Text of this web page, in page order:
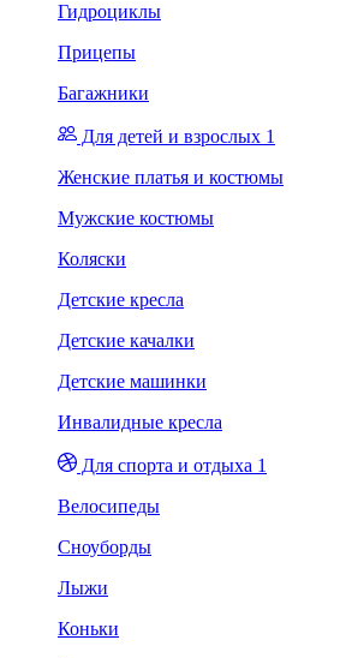
Гидроциклы
Прицепы
Багажники
Для детей и взрослых 1
Женские платья и костюмы
Мужские костюмы
Коляски
Детские кресла
Детские качалки
Детские машинки
Инвалидные кресла
Для спорта и отдыха 1
Велосипеды
Сноуборды
Лыжи
Коньки